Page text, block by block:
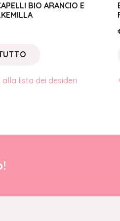
BIO ARANCIO E
alla lista dei desideri